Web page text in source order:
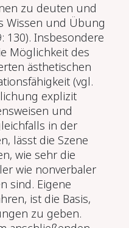
zu deuten und
Wissen und Übung
130). Insbesondere
Möglichkeit des
ästhetischen
(vgl.
explizit
und
in der
lässt die Szene
wie sehr die
wie nonverbaler
sind. Eigene
ist die Basis,
zu geben.